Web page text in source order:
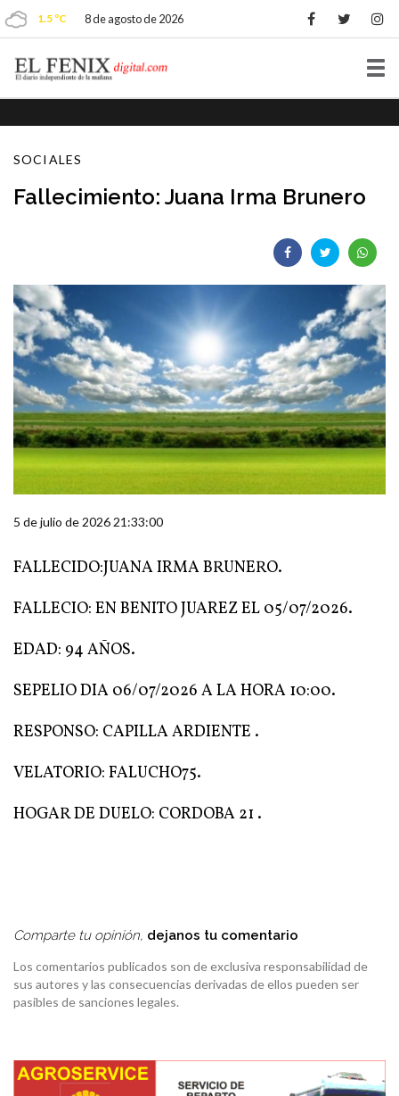
1.5 ºC 8 de agosto de 2026
SOCIALES
Fallecimiento: Juana Irma Brunero
5 de julio de 2026 21:33:00
FALLECIDO:JUANA IRMA BRUNERO.
FALLECIO: EN BENITO JUAREZ EL 05/07/2026.
EDAD: 94 AÑOS.
SEPELIO DIA 06/07/2026 A LA HORA 10:00.
RESPONSO: CAPILLA ARDIENTE .
VELATORIO: FALUCHO75.
HOGAR DE DUELO: CORDOBA 21 .
Comparte tu opinión, dejanos tu comentario
Los comentarios publicados son de exclusiva responsabilidad de
sus autores y las consecuencias derivadas de ellos pueden ser
pasibles de sanciones legales.